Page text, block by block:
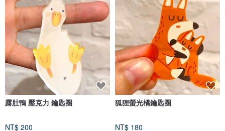
露肚鴨 壓克力 鑰匙圈
NT$ 200
狐狸螢光橘鑰匙圈
NT$ 180